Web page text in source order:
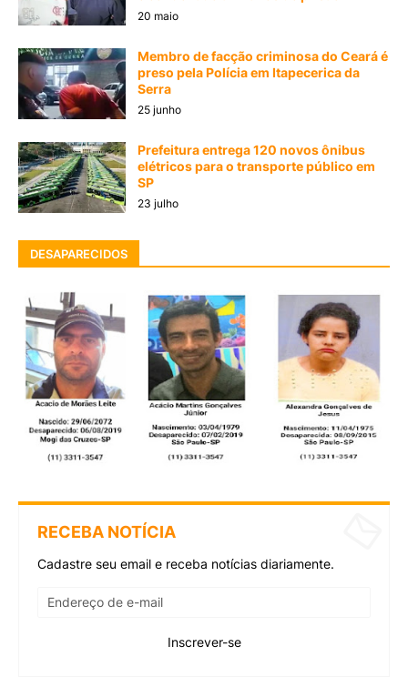
20 maio
Membro de facção criminosa do Ceará é
preso pela Polícia em Itapecerica da
Serra
25 junho
Prefeitura entrega 120 novos ônibus
elétricos para o transporte público em
SP
23 julho
DESAPARECIDOS
RECEBA NOTÍCIA
Cadastre seu email e receba notícias diariamente.